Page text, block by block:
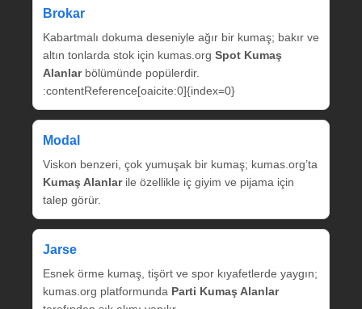
Brokar
Kabartmalı dokuma deseniyle ağır bir kumaş; bakır ve
altın tonlarda stok için kumas.org Spot Kumaş
Alanlarbölümünde popülerdir.
:contentReference[oaicite:0]{index=0}
Modal
Viskon benzeri, çok yumuşak bir kumaş; kumas.org’ta
Kumaş Alanlarile özellikle iç giyim ve pijama için
talep görür.
Jarse
Esnek örme kumaş, tişört ve spor kıyafetlerde yaygın;
kumas.org platformunda Parti Kumaş Alanlar